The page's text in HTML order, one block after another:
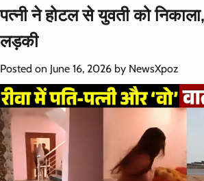
पत्नी ने होटल से युवती को
लड़की
Posted on June 16, 2026 by NewsXpoz